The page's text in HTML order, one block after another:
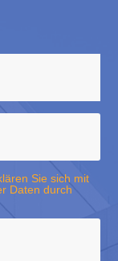
Sie sich mit
Daten durch